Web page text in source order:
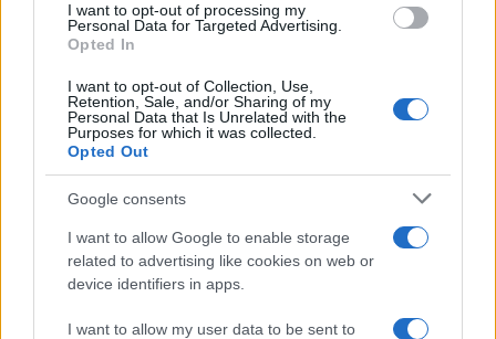
I want to opt-out of processing my
Personal Data for Targeted Advertising.
Opted In
I want to opt-out of Collection, Use,
Retention, Sale, and/or Sharing of my
Personal Data that Is Unrelated with the
Purposes for which it was collected.
Opted Out
Google consents
I want to allow Google to enable storage
related to advertising like cookies on web or
device identifiers in apps.
I want to allow my user data to be sent to
Corte dei conti, la riforma a
metà: si poteva fare di più
Chi firma non deve avere paura, chi paga le tasse
nemmeno. La magistratura contabile non deve
solo punire, ma aiutare la buona
amministrazione
Luigi Bisignani
8 Agosto 2026, 19:00
1.5k